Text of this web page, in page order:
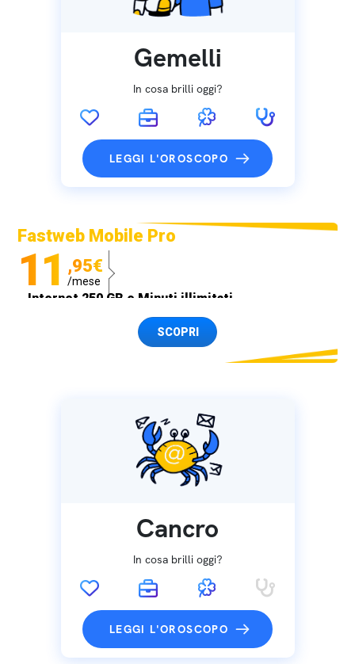
Gemelli
In cosa brilli oggi?
LEGGI L'OROSCOPO
Fastweb Mobile Pro
11 ,95€
/mese
Internet 250 GB e Minuti illimitati
Spedizione SIM GRATISSCOPRI
Cancro
In cosa brilli oggi?
LEGGI L'OROSCOPO